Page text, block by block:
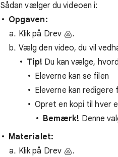
Sådan vælger du videoen i:
Opgaven:
Klik på Drev
.
Vælg den video, du vil
Tip! Du kan vælge,
Eleverne kan se filen
Eleverne kan redigere
Opret en kopi til hver
Bemærk! Denne
Materialet:
Klik på Drev
.